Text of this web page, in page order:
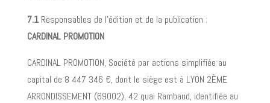
7.1Responsables de l’édition et de la publication :
CARDINAL PROMOTION
CARDINAL PROMOTION, Société par actions simplifiée au
capital de 8 447 346 €, dont le siège est à LYON 2ÈME
ARRONDISSEMENT (69002), 42 quai Rambaud, identifiée au